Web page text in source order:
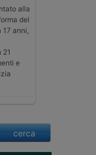
alla
del
17 anni,
e
cerca